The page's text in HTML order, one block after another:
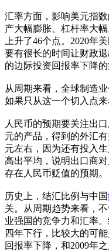
汇率方面，影响美元指
产大幅膨胀、杠杆率大
上升了46个点。2020年
要有很长的时间让财政
的边际投资回报率下降的
从周期来看，全球制造
如果只从这一个切入点
人民币的预期要关注出
元的产品，得到的外汇
元左右，因为还有投入
高出平均，说明出口商
存在人民币贬值的预期。
历史上，结汇比例与中国
关。从周期趋势来看，
业强国的竞争力和汇率
四年下行，比较大的可
回报率下降，和2009年